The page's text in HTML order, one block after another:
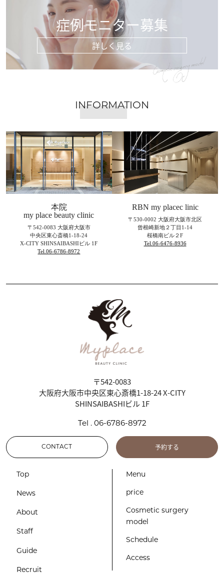
症例モニター募集
詳しく見る
Cosmetic surgery model
INFORMATION
本院
my place beauty clinic
〒542-0083 大阪府大阪市
中央区東心斎橋1-18-24
X-CITY SHINSAIBASHIビル 1F
Tel.06-6786-8972
RBN my placec linic
〒530-0002 大阪府大阪市北区
曾根崎新地２丁目1-14
桜橋南ビル２F
Tel.06-6476-8936
〒542-0083
大阪府大阪市中央区東心斎橋1-18-24 X-CITY
SHINSAIBASHIビル 1F
Tel . 06-6786-8972
CONTACT 予約する
Top
News
About
Staff
Guide
Recruit
Menu
price
Cosmetic surgery
model
Schedule
Access